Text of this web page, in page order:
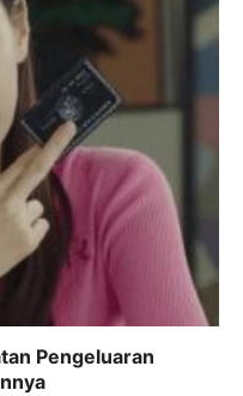
Pengeluaran